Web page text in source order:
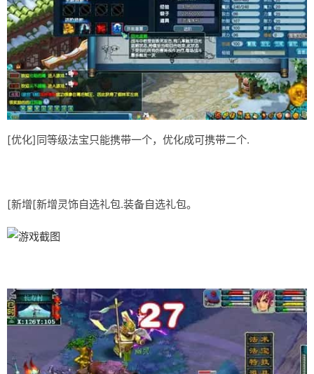
[优化]同等级法宝只能携带一个，优化成可携带二个.
[新增[新增灵饰自选礼包.装备自选礼包。